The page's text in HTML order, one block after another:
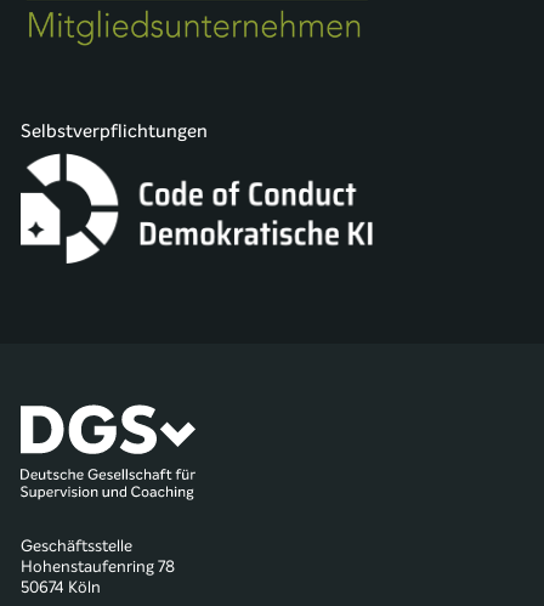
Selbstverpflichtungen
Geschäftsstelle
Hohenstaufenring 78
50674 Köln